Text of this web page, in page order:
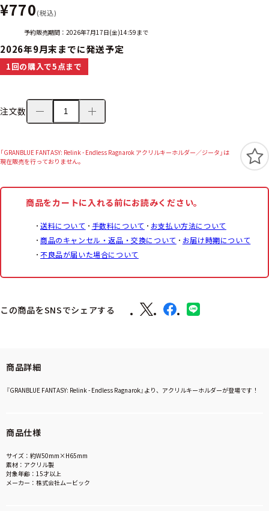
¥770(税込)
予約販売期間：2026年7月17日(金)14:59まで
2026年9月末までに発送予定
1回の購入で5点まで
注文数
「GRANBLUE FANTASY: Relink - Endless Ragnarok アクリルキーホルダー／ジータ」は
現在販売を行っておりません。
商品をカートに入れる前にお読みください。
送料について 手数料について
お支払い方法について
商品のキャンセル・返品・交換について
お届け時期について
不良品が届いた場合について
この商品をSNSでシェアする
商品詳細
『GRANBLUE FANTASY: Relink - Endless Ragnarok』より、アクリルキーホルダーが登場です！
商品仕様
サイズ：約W50mm×H65mm
素材：アクリル製
対象年齢：15才以上
メーカー：株式会社ムービック